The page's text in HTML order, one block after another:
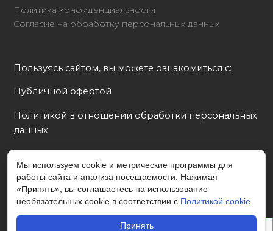
Мы используем cookie и метрические программы для
работы сайта и анализа посещаемости. Нажимая
«Принять», вы соглашаетесь на использование
необязательных cookie в соответствии с Политикой cookie
Принять
Политика конфиденциальности
Согласие на обработку персональных данных
Пользуясь сайтом, вы можете ознакомиться с:
Публичной офертой
Политикой в отношении обработки персональных
данных
Политикой cookie